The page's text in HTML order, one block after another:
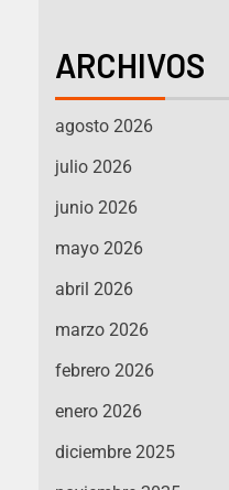
ARCHIVOS
agosto 2026
julio 2026
junio 2026
mayo 2026
abril 2026
marzo 2026
febrero 2026
enero 2026
diciembre 2025